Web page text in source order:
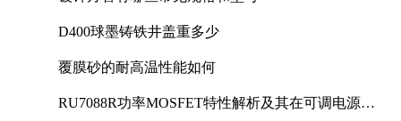
D400球墨铸铁井盖重多少
覆膜砂的耐高温性能如何
RU7088R功率MOSFET特性解析及其在可调电源设